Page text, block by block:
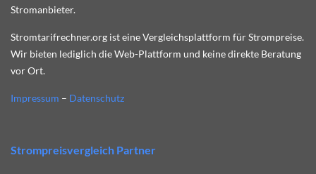
Stromanbieter.
Stromtarifrechner.org ist eine Vergleichsplattform für Strompreise.
Wir bieten lediglich die Web-Plattform und keine direkte Beratung
vor Ort.
Impressum – Datenschutz
Strompreisvergleich Partner